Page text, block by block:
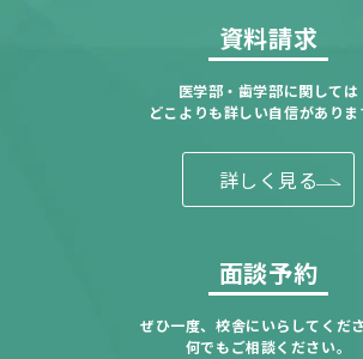
資料請求
医学部・歯学部に関しては
どこよりも詳しい自信がありま
詳しく見る
面談予約
ぜひ一度、校舎にいらしてくださ
何でもご相談ください。